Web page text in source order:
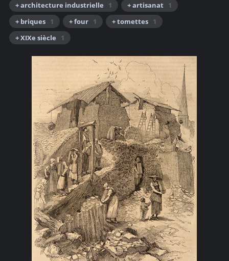
+ architecture industrielle 1 + artisanat 1
+ briques 1 + four 1 + tomettes 1
+ XIXe siècle
1